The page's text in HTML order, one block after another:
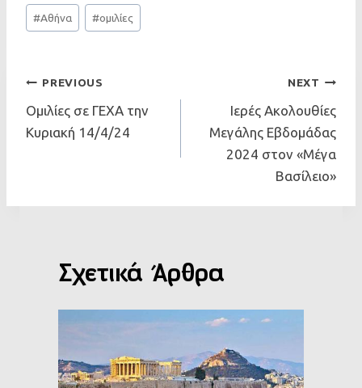
Post
Tags:
#Αθήνα #ομιλίες
Πλοήγηση
Άρθρων
PREVIOUS
Ομιλίες σε ΓΕΧΑ την
Κυριακή 14/4/24
NEXT
Ιερές Ακολουθίες
Μεγάλης Εβδομάδας
2024 στον «Μέγα
Βασίλειο»
Σχετικά Άρθρα